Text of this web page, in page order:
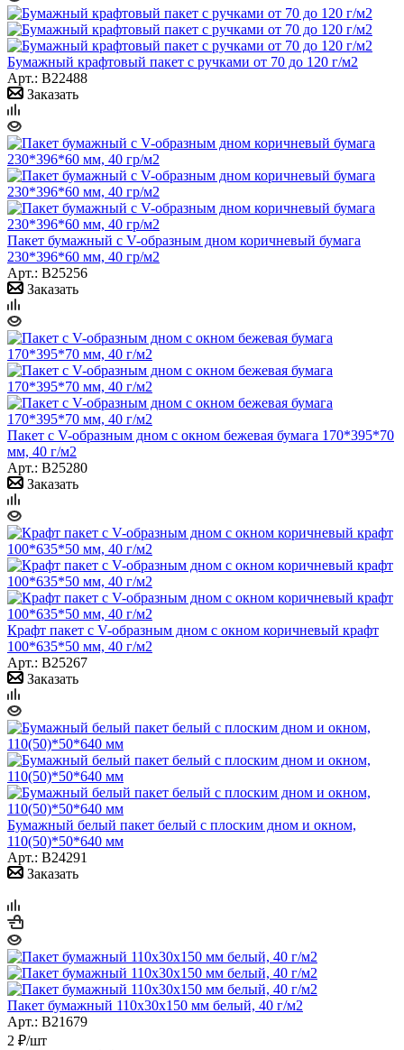
Бумажный крафтовый пакет с ручками от 70 до 120 г/м2
Арт.: B22488
Заказать
Пакет бумажный с V-образным дном коричневый бумага
230*396*60 мм, 40 гр/м2
Арт.: B25256
Заказать
Пакет с V-образным дном с окном бежевая бумага 170*395*70
мм, 40 г/м2
Арт.: B25280
Заказать
Крафт пакет с V-образным дном с окном коричневый крафт
100*635*50 мм, 40 г/м2
Арт.: B25267
Заказать
Бумажный белый пакет белый с плоским дном и окном,
110(50)*50*640 мм
Арт.: B24291
Заказать
Пакет бумажный 110х30х150 мм белый, 40 г/м2
Арт.: B21679
2 ₽/шт